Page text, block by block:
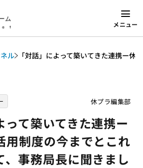
ム
メニュー
ル 「対話」によって築いてきた連携ー
休プラ編集部
って築いてきた連携ー
用制度の今までとこれ
、事務局長に聞きまし